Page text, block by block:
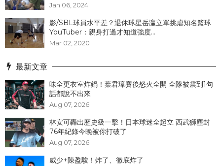
Jan 06, 2024
影/SBL球員水平差？退休球星岳瀛立單挑虐知名籃球
YouTuber：親身打過才知道強度...
Mar 02, 2020
最新文章
味全更衣室炸鍋！葉君璋賽後怒火全開 全隊被震到1句
話都說不出來
Aug 07, 2026
林安可轟出歷史級一擊！日本球迷全起立 西武獅塵封
76年紀錄今晚被你打破了
Aug 07, 2026
威少+陳盈駿！炸了、徹底炸了